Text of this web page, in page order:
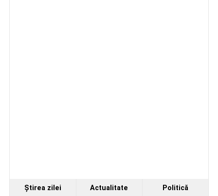
Ştirea zilei Actualitate Politică